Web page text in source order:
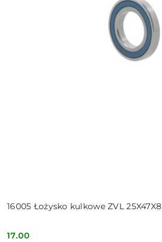
16005 Łożysko kulkowe ZVL 25X47X8
17.00